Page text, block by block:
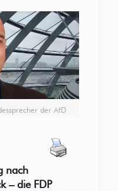
der AfD
nach
– die FDP